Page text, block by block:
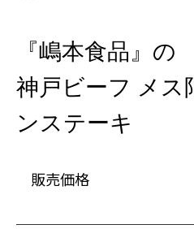
『嶋本食品』の
神戸ビーフ メス
ンステーキ
販売価格